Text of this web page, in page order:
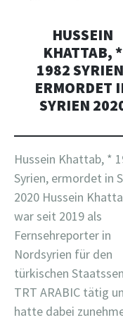
HUSSEIN
KHATTAB, *
1982
ERMORDET
SYRIEN
Hussein Khattab, *
Syrien, ermordet in
2020 Hussein
war seit 2019 als
Fernsehreporter in
Nordsyrien für den
türkischen
TRT ARABIC tätig
hatte dabei